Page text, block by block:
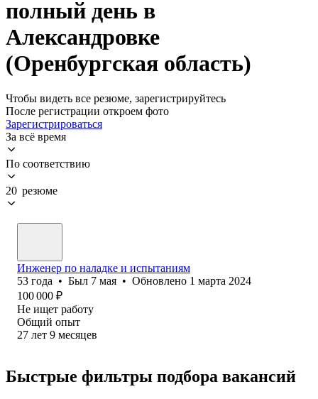
полный день в
Александровке
(Оренбургская область)
Чтобы видеть все резюме, зарегистрируйтесь
После регистрации откроем фото
Зарегистрироваться
За всё время
По соответствию
20 резюме
Инженер по наладке и испытаниям
53 года • Был 7 мая • Обновлено 1 марта 2024
100 000 ₽
Не ищет работу
Общий опыт
27 лет 9 месяцев
Быстрые фильтры подбора вакансий